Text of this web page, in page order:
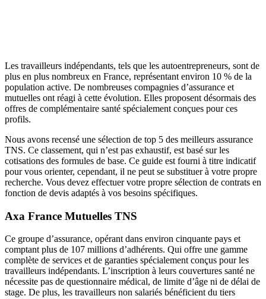
Les travailleurs indépendants, tels que les autoentrepreneurs, sont de
plus en plus nombreux en France, représentant environ 10 % de la
population active. De nombreuses compagnies d’assurance et
mutuelles ont réagi à cette évolution. Elles proposent désormais des
offres de complémentaire santé spécialement conçues pour ces
profils.
Nous avons recensé une sélection de top 5 des meilleurs assurance
TNS. Ce classement, qui n’est pas exhaustif, est basé sur les
cotisations des formules de base. Ce guide est fourni à titre indicatif
pour vous orienter, cependant, il ne peut se substituer à votre propre
recherche. Vous devez effectuer votre propre sélection de contrats en
fonction de devis adaptés à vos besoins spécifiques.
Axa France Mutuelles TNS
Ce groupe d’assurance, opérant dans environ cinquante pays et
comptant plus de 107 millions d’adhérents. Qui offre une gamme
complète de services et de garanties spécialement conçus pour les
travailleurs indépendants. L’inscription à leurs couvertures santé ne
nécessite pas de questionnaire médical, de limite d’âge ni de délai de
stage. De plus, les travailleurs non salariés bénéficient du tiers